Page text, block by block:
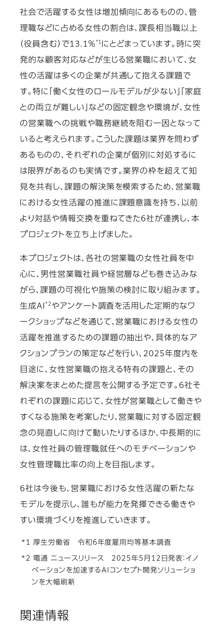
社会で活躍する女性は増加傾向にあるものの、管
理職などに占める女性の割合は、課長相当職以上
（役員含む）で13.1％ *1 にとどまっています。時に突
発的な顧客対応などが生じる営業職において、女
性の活躍は多くの企業が共通して抱える課題で
す。特に「働く女性のロールモデルが少ない」「家庭
との両立が難しい」などの固定観念や環境が、女性
の営業職への挑戦や職務継続を阻む一因となって
いると考えられます。こうした課題は業界を問わず
あるものの、それぞれの企業が個別に対処するに
は限界があるのも実情です。業界の枠を超えて知
見を共有し、課題の解決策を模索するため、営業職
における女性活躍の推進に課題意識を持ち、以前
より対話や情報交換を重ねてきた6社が連携し、本
プロジェクトを立ち上げました。
本プロジェクトは、各社の営業職の女性社員を中
心に、男性営業職社員や経営層なども巻き込みな
がら、課題の可視化や施策の検討に取り組みます。
生成AI *2 やアンケート調査を活用した定期的なワ
ークショップなどを通じて、営業職における女性の
活躍を推進するための課題の抽出や、具体的なア
クションプランの策定などを行い、2025年度内を
目途に、女性営業職の抱える特有の課題と、その
解決案をまとめた提言を公開する予定です。6社そ
れぞれの課題に応じて、女性が営業職として働きや
すくなる施策を考案したり、営業職に対する固定観
念の見直しに向けて動いたりするほか、中長期的に
は、女性社員の管理職就任へのモチベーションや
女性管理職比率の向上を目指します。
6社は今後も、営業職における女性活躍の新たな
モデルを提示し、誰もが能力を発揮できる働きや
すい環境づくりを推進していきます。
*1 厚生労働省 令和6年度雇用均等基本調査
*2 電通 ニュースリリース 2025年5月12日発表：イノ
ベーションを加速するAIコンセプト開発ソリューショ
ンを大幅刷新
関連情報